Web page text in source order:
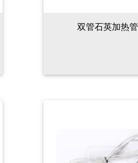
双管石英加热管